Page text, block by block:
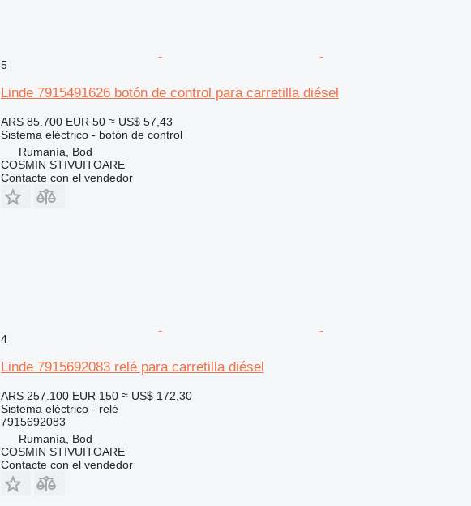
5
Linde 7915491626 botón de control para carretilla diésel
ARS 85.700 EUR 50 ≈ US$ 57,43
Sistema eléctrico - botón de control
Rumanía, Bod
COSMIN STIVUITOARE
Contacte con el vendedor
4
Linde 7915692083 relé para carretilla diésel
ARS 257.100 EUR 150 ≈ US$ 172,30
Sistema eléctrico - relé
7915692083
Rumanía, Bod
COSMIN STIVUITOARE
Contacte con el vendedor